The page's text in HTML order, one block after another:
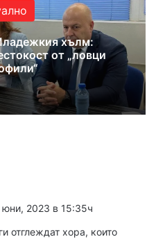
хълм:
от „ловци
2023 в 15:35ч
отглеждат хора, които